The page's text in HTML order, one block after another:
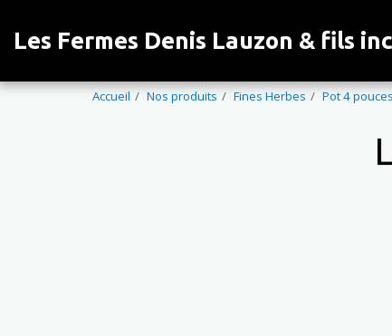
Les Fermes Denis Lauzon & fils
Accueil Nos produits Fines Herbes Pot 4 pouces